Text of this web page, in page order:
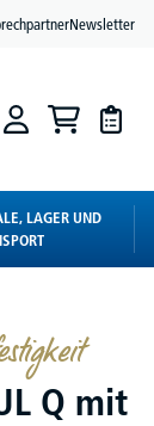
Newsletter
LAGER UND
Q mit